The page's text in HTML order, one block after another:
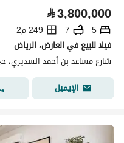
⃁3,800,000
5
7
249 م2
فيلا للبيع في العارض، الرياض
شارع مساعد بن أحمد السديري،
الإيميل